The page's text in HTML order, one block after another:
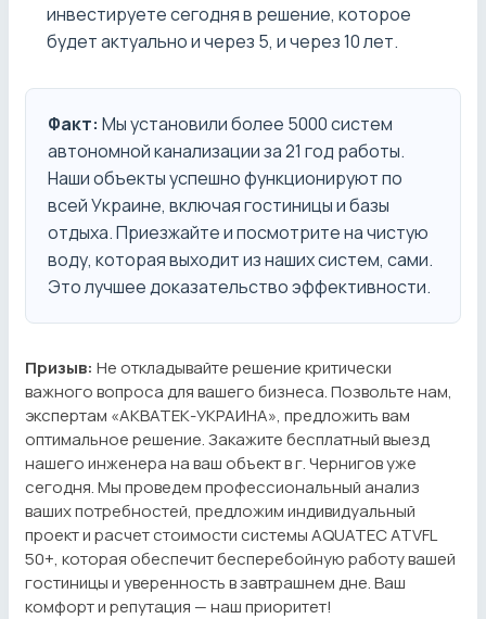
инвестируете сегодня в решение, которое
будет актуально и через 5, и через 10 лет.
Факт: Мы установили более 5000 систем
автономной канализации за 21 год работы.
Наши объекты успешно функционируют по
всей Украине, включая гостиницы и базы
отдыха. Приезжайте и посмотрите на чистую
воду, которая выходит из наших систем, сами.
Это лучшее доказательство эффективности.
Призыв: Не откладывайте решение критически
важного вопроса для вашего бизнеса. Позвольте нам,
экспертам «АКВАТЕК-УКРАИНА», предложить вам
оптимальное решение. Закажите бесплатный выезд
нашего инженера на ваш объект в г. Чернигов уже
сегодня. Мы проведем профессиональный анализ
ваших потребностей, предложим индивидуальный
проект и расчет стоимости системы AQUATEC ATVFL
50+, которая обеспечит бесперебойную работу вашей
гостиницы и уверенность в завтрашнем дне. Ваш
комфорт и репутация — наш приоритет!